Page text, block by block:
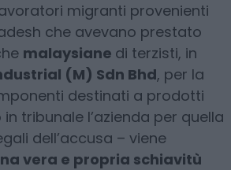
migranti provenienti
che avevano prestato
malaysiane di terzisti, in
(M) Sdn Bhd, per la
destinati a prodotti
tribunale l’azienda per quella
dell’accusa – viene
vera e propria schiavitù